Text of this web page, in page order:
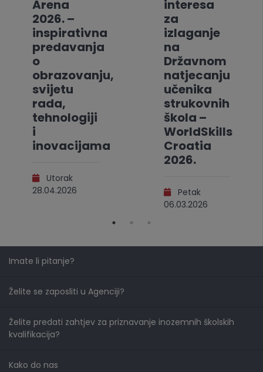
Arena
2026. –
inspirativna
predavanja
o
obrazovanju,
svijetu
rada,
tehnologiji
i
inovacijama
Utorak
28.04.2026
interesa
za
izlaganje
na
Državnom
natjecanju
učenika
strukovnih
škola –
WorldSkills
Croatia
2026.
Petak
06.03.2026
Imate li pitanje?
Želite se zaposliti u Agenciji?
Želite predati zahtjev za priznavanje inozemnih školskih
kvalifikacija?
Kako do nas